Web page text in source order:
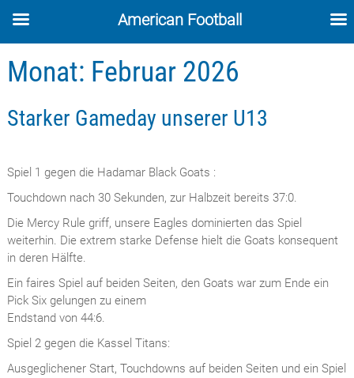
Skip
to
content
Monat: Februar 2026
Starker Gameday unserer U13
Spiel 1 gegen die Hadamar Black Goats :
Touchdown nach 30 Sekunden, zur Halbzeit bereits 37:0.
Die Mercy Rule griff, unsere Eagles dominierten das Spiel
weiterhin. Die extrem starke Defense hielt die Goats konsequent
in deren Hälfte.
Ein faires Spiel auf beiden Seiten, den Goats war zum Ende ein
Pick Six gelungen zu einem
Endstand von 44:6.
Spiel 2 gegen die Kassel Titans:
Ausgeglichener Start, Touchdowns auf beiden Seiten und ein Spiel
American Football